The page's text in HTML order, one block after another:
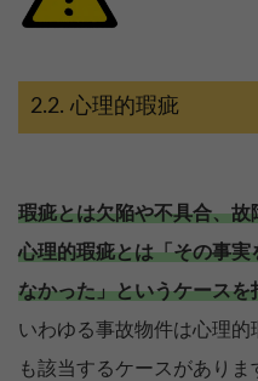
心理的瑕疵
瑕疵とは欠陥や不具合、
心理的瑕疵とは「その事
なかった」というケースを
いわゆる事故物件は心理
も該当するケースがありま